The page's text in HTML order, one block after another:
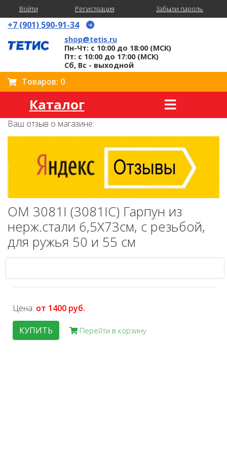
Войти Регистрация Забыли пароль
+7 (901) 590-91-34
shop@tetis.ru
Пн-Чт: с 10:00 до 18:00 (МСК)
Пт: с 10:00 до 17:00 (МСК)
Сб, Вс - выходной
Товаров: 0
Каталог
Ваш отзыв о магазине:
OM 3081I (3081IC) Гарпун из
нерж.стали 6,5X73см, с резьбой,
для ружья 50 и 55 см
Цена: от 1400 руб.
КУПИТЬ
Перейти в корзину